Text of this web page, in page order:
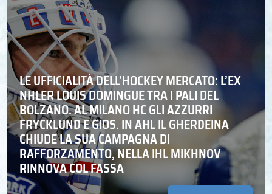
LE UFFICIALITÀ DELL’HOCKEY MERCATO: L’EX
NHLER LOUIS DOMINGUE TRA I PALI DEL
BOLZANO. AL MILANO HC GLI AZZURRI
FRYCKLUND E GIOS. IN AHL IL GHERDEINA
CHIUDE LA SUA CAMPAGNA DI
RAFFORZAMENTO, NELLA IHL MIKHNOV
RINNOVA COL FASSA